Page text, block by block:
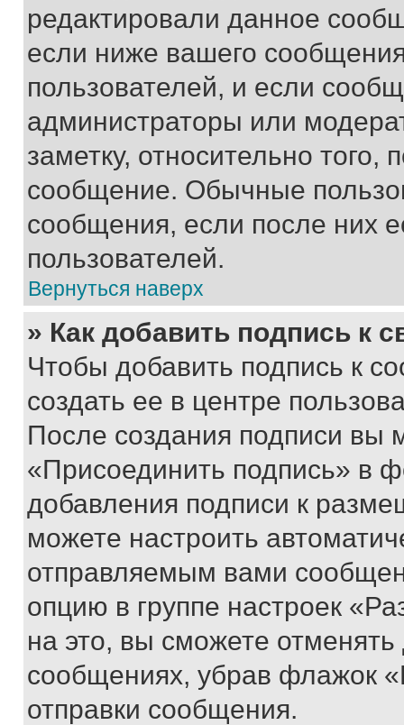
редактировали данное
если ниже вашего
пользователей, и если
администраторы или
заметку, относительно
сообщение. Обычные
сообщения, если после них
пользователей.
Вернуться наверх
» Как добавить подпись к
Чтобы добавить подпись к
создать ее в центре
После создания подписи вы
«Присоединить подпись» в
добавления подписи к
можете настроить
отправляемым вами
опцию в группе настроек
на это, вы сможете
сообщениях, убрав флажок
отправки сообщения.